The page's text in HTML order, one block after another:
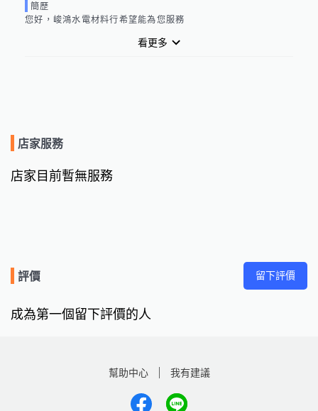
簡歷
您好，峻鴻水電材料行希望能為您服務
看更多
店家服務
店家目前暫無服務
評價 留下評價
成為第一個留下評價的人
幫助中心 我有建議